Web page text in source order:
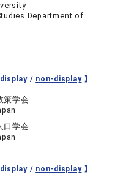
Department of
display / non-display】
策学会
口学会
display / non-display】